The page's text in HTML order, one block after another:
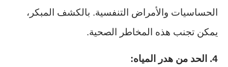
الحساسيات والأمراض التنفسية. بالكشف المبكر،
يمكن تجنب هذه المخاطر الصحية.
4. الحد من هدر المياه: